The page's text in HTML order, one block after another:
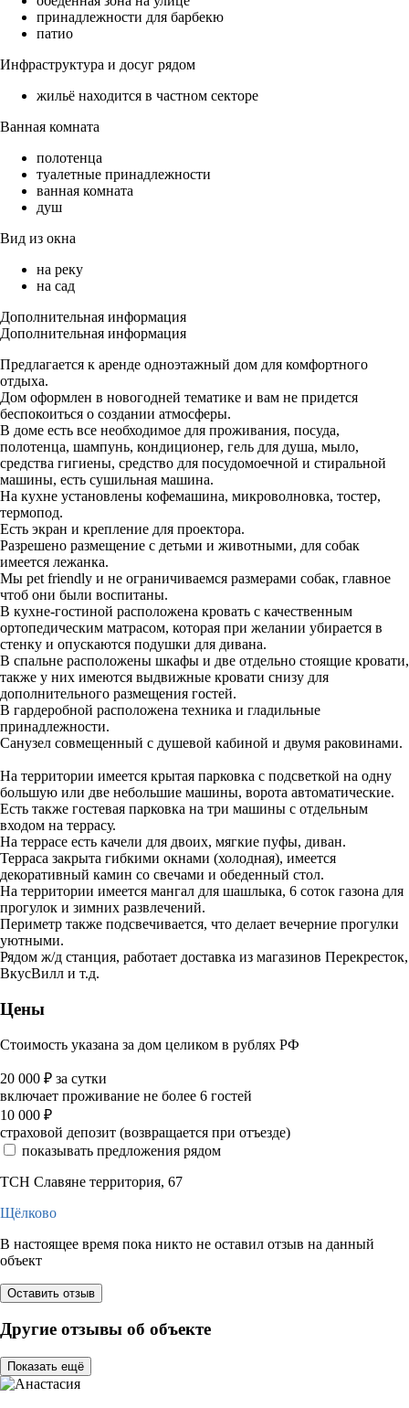
принадлежности для барбекю
патио
Инфраструктура и досуг рядом
жильё находится в частном секторе
Ванная комната
полотенца
туалетные принадлежности
ванная комната
душ
Вид из окна
на реку
на сад
Дополнительная информация
Дополнительная информация
Предлагается к аренде одноэтажный дом для комфортного
отдыха.
Дом оформлен в новогодней тематике и вам не придется
беспокоиться о создании атмосферы.
В доме есть все необходимое для проживания, посуда,
полотенца, шампунь, кондиционер, гель для душа, мыло,
средства гигиены, средство для посудомоечной и стиральной
машины, есть сушильная машина.
На кухне установлены кофемашина, микроволновка, тостер,
термопод.
Есть экран и крепление для проектора.
Разрешено размещение с детьми и животными, для собак
имеется лежанка.
Мы pet friendly и не ограничиваемся размерами собак, главное
чтоб они были воспитаны.
В кухне-гостиной расположена кровать с качественным
ортопедическим матрасом, которая при желании убирается в
стенку и опускаются подушки для дивана.
В спальне расположены шкафы и две отдельно стоящие кровати,
также у них имеются выдвижные кровати снизу для
дополнительного размещения гостей.
В гардеробной расположена техника и гладильные
принадлежности.
Санузел совмещенный с душевой кабиной и двумя раковинами.
На территории имеется крытая парковка с подсветкой на одну
большую или две небольшие машины, ворота автоматические.
Есть также гостевая парковка на три машины с отдельным
входом на террасу.
На террасе есть качели для двоих, мягкие пуфы, диван.
Терраса закрыта гибкими окнами (холодная), имеется
декоративный камин со свечами и обеденный стол.
На территории имеется мангал для шашлыка, 6 соток газона для
прогулок и зимних развлечений.
Периметр также подсвечивается, что делает вечерние прогулки
уютными.
Рядом ж/д станция, работает доставка из магазинов Перекресток,
ВкусВилл и т.д.
Цены
Стоимость указана за дом целиком в рублях РФ
20 000 ₽ за сутки
включает проживание не более 6 гостей
10 000 ₽
страховой депозит (возвращается при отъезде)
показывать предложения рядом
ТСН Славяне территория, 67
Щёлково
В настоящее время пока никто не оставил отзыв на данный
объект
Оставить отзыв
Другие отзывы об объекте
Показать ещё